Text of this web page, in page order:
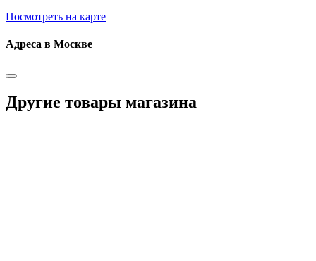
Посмотреть на карте
Адреса в Москве
Другие товары магазина